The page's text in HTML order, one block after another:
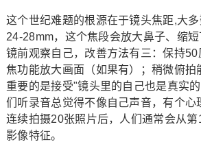
这个世纪难题的根源在于镜头焦距,大
24-28mm，这个焦段会放大鼻子、缩
镜前观察自己，改善方法有三：保持
焦功能放大画面（如果有）；稍微俯拍
重要的是接受"镜头里的自己也是真实
们听录音总觉得不像自己声音，有个心
连续拍摄20张照片后，人们通常会从
影像特征。